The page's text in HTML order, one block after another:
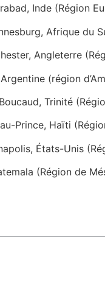
Inde (Région
Afrique du
Angleterre
(région
Trinité
Prince, Haïti
États-Unis
(Région de